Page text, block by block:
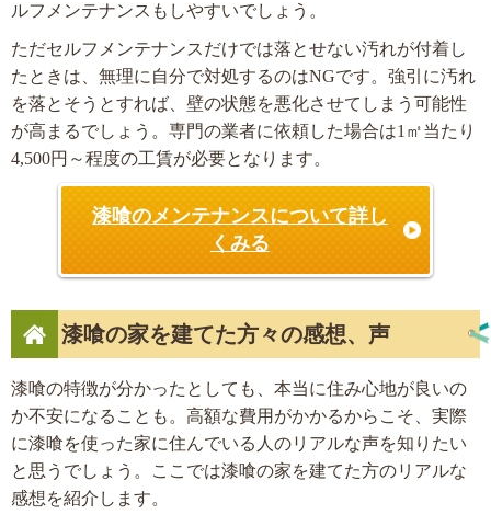
ルフメンテナンスもしやすいでしょう。
ただセルフメンテナンスだけでは落とせない汚れが付着し
たときは、無理に自分で対処するのはNGです。強引に汚れ
を落とそうとすれば、壁の状態を悪化させてしまう可能性
が高まるでしょう。専門の業者に依頼した場合は1㎡当たり
4,500円～程度の工賃が必要となります。
漆喰のメンテナンスについて詳し
くみる
漆喰の家を建てた方々の感想、声
漆喰の特徴が分かったとしても、本当に住み心地が良いの
か不安になることも。高額な費用がかかるからこそ、実際
に漆喰を使った家に住んでいる人のリアルな声を知りたい
と思うでしょう。ここでは漆喰の家を建てた方のリアルな
感想を紹介します。